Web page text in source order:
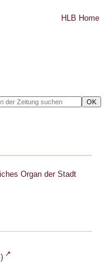
HLB Home
Organ der Stadt